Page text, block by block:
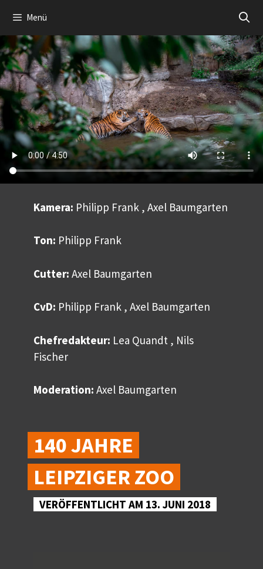
Inhalt
springen
Menü
Kamera: Philipp Frank , Axel Baumgarten
Ton: Philipp Frank
Cutter: Axel Baumgarten
CvD: Philipp Frank , Axel Baumgarten
Chefredakteur: Lea Quandt , Nils
Fischer
Moderation: Axel Baumgarten
140 JAHRE
LEIPZIGER ZOO
VERÖFFENTLICHT AM 13. JUNI 2018